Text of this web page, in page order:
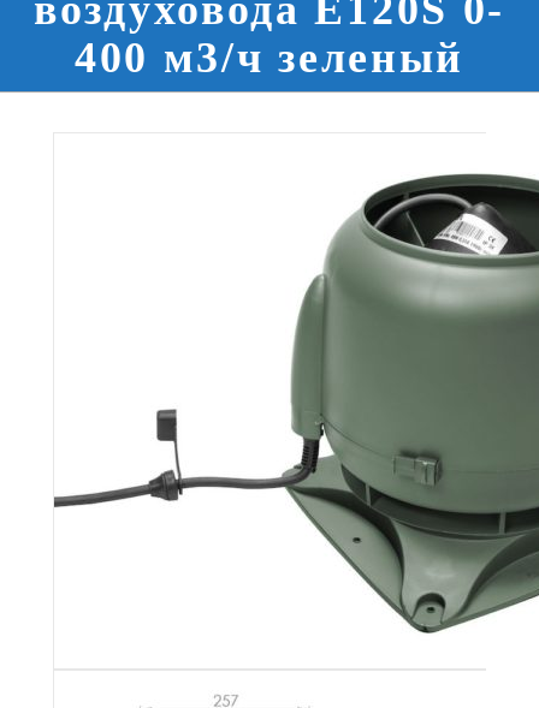
воздуховода E120S 0-
400 м3/ч зеленый